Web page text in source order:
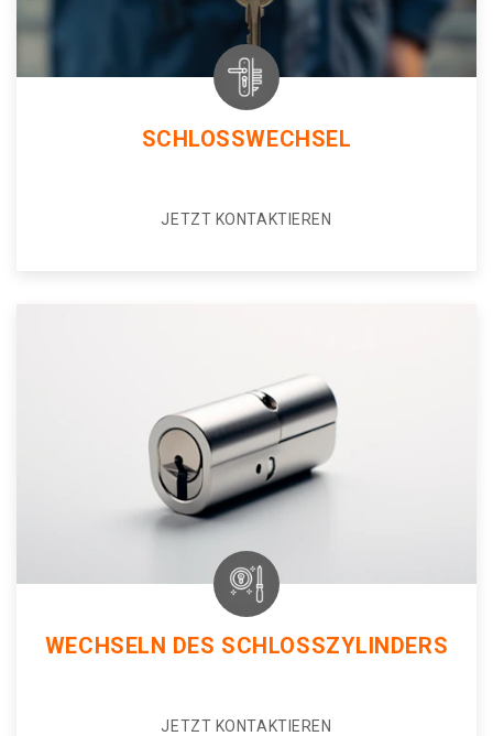
SCHLOSSWECHSEL
JETZT KONTAKTIEREN
WECHSELN DES SCHLOSSZYLINDERS
JETZT KONTAKTIEREN